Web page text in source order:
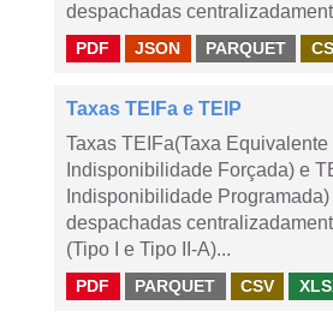
despachadas
PDF JSON PARQUET
Taxas TEIFa e TEIP
Taxas TEIFa(Taxa Equivalente
Indisponibilidade Forçada) e
Indisponibilidade
despachadas
(Tipo I e Tipo II-A)...
PDF PARQUET CSV